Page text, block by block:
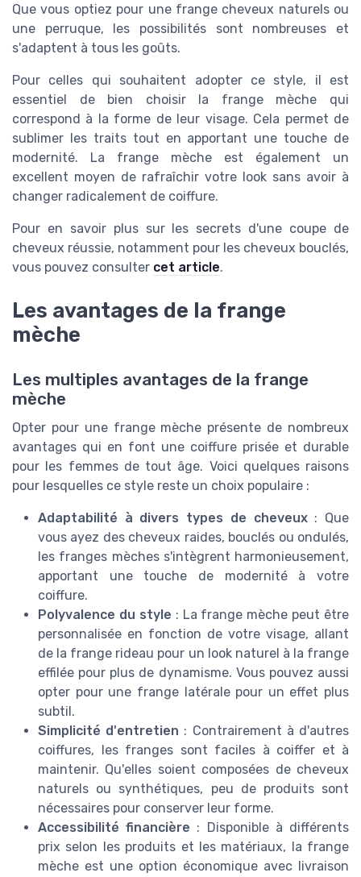
Que vous optiez pour une frange cheveux naturels ou
une perruque, les possibilités sont nombreuses et
s'adaptent à tous les goûts.
Pour celles qui souhaitent adopter ce style, il est
essentiel de bien choisir la frange mèche qui
correspond à la forme de leur visage. Cela permet de
sublimer les traits tout en apportant une touche de
modernité. La frange mèche est également un
excellent moyen de rafraîchir votre look sans avoir à
changer radicalement de coiffure.
Pour en savoir plus sur les secrets d'une coupe de
cheveux réussie, notamment pour les cheveux bouclés,
vous pouvez consulter cet article.
Les avantages de la frange
mèche
Les multiples avantages de la frange
mèche
Opter pour une frange mèche présente de nombreux
avantages qui en font une coiffure prisée et durable
pour les femmes de tout âge. Voici quelques raisons
pour lesquelles ce style reste un choix populaire :
Adaptabilité à divers types de cheveux: Que
vous ayez des cheveux raides, bouclés ou ondulés,
les franges mèches s'intègrent harmonieusement,
apportant une touche de modernité à votre
coiffure.
Polyvalence du style : La frange mèche peut être
personnalisée en fonction de votre visage, allant
de la frange rideau pour un look naturel à la frange
effilée pour plus de dynamisme. Vous pouvez aussi
opter pour une frange latérale pour un effet plus
subtil.
Simplicité d'entretien : Contrairement à d'autres
coiffures, les franges sont faciles à coiffer et à
maintenir. Qu'elles soient composées de cheveux
naturels ou synthétiques, peu de produits sont
nécessaires pour conserver leur forme.
Accessibilité financière : Disponible à différents
prix selon les produits et les matériaux, la frange
mèche est une option économique avec livraison